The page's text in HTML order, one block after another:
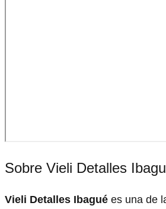
Sobre Vieli Detalles
Vieli Detalles Ibagué es una de